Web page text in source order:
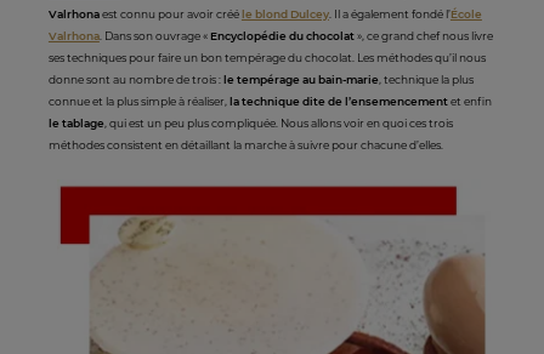
Valrhonaest connu pour avoir crééle blond Dulcey. Il a également fondé l’École
Valrhona. Dans son ouvrage « Encyclopédie du chocolat», ce grand chef nous livre
ses techniques pour faire un bon tempérage du chocolat. Les méthodes qu’il nous
donne sont au nombre de trois :le tempérage au bain-marie, technique la plus
connue et la plus simple à réaliser, la technique dite de l’ensemencementet enfin
le tablage, qui est un peu plus compliquée. Nous allons voir en quoi ces trois
méthodes consistent en détaillant la marche à suivre pour chacune d’elles.